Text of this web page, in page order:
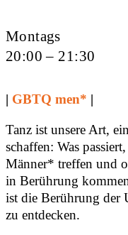
Montags
20:00 – 21:30
| GBTQ men* |
Tanz ist unsere Art,
schaffen: Was
Männer* treffen und
in Berührung
ist die Berührung der
zu entdecken.